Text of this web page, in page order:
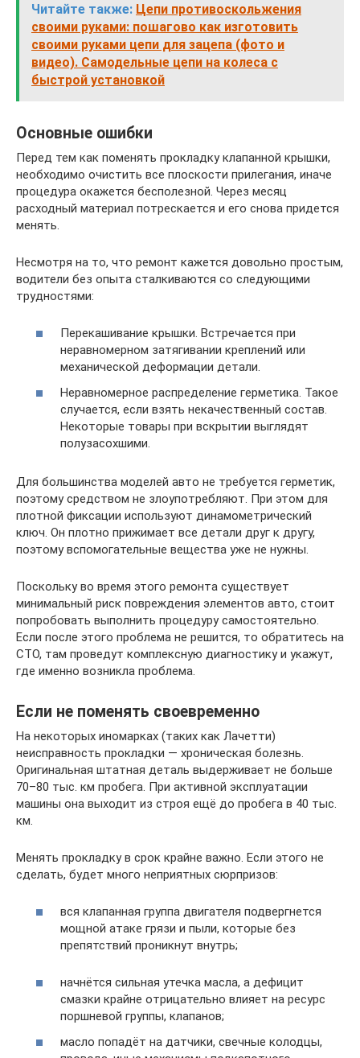
Читайте также: Цепи противоскольжения
своими руками: пошагово как изготовить
своими руками цепи для зацепа (фото и
видео). Самодельные цепи на колеса с
быстрой установкой
Основные ошибки
Перед тем как поменять прокладку клапанной крышки,
необходимо очистить все плоскости прилегания, иначе
процедура окажется бесполезной. Через месяц
расходный материал потрескается и его снова придется
менять.
Несмотря на то, что ремонт кажется довольно простым,
водители без опыта сталкиваются со следующими
трудностями:
Перекашивание крышки. Встречается при
неравномерном затягивании креплений или
механической деформации детали.
Неравномерное распределение герметика. Такое
случается, если взять некачественный состав.
Некоторые товары при вскрытии выглядят
полузасохшими.
Для большинства моделей авто не требуется герметик,
поэтому средством не злоупотребляют. При этом для
плотной фиксации используют динамометрический
ключ. Он плотно прижимает все детали друг к другу,
поэтому вспомогательные вещества уже не нужны.
Поскольку во время этого ремонта существует
минимальный риск повреждения элементов авто, стоит
попробовать выполнить процедуру самостоятельно.
Если после этого проблема не решится, то обратитесь на
СТО, там проведут комплексную диагностику и укажут,
где именно возникла проблема.
Если не поменять своевременно
На некоторых иномарках (таких как Лачетти)
неисправность прокладки — хроническая болезнь.
Оригинальная штатная деталь выдерживает не больше
70–80 тыс. км пробега. При активной эксплуатации
машины она выходит из строя ещё до пробега в 40 тыс.
км.
Менять прокладку в срок крайне важно. Если этого не
сделать, будет много неприятных сюрпризов:
вся клапанная группа двигателя подвергнется
мощной атаке грязи и пыли, которые без
препятствий проникнут внутрь;
начнётся сильная утечка масла, а дефицит
смазки крайне отрицательно влияет на ресурс
поршневой группы, клапанов;
масло попадёт на датчики, свечные колодцы,